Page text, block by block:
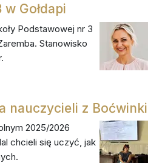
Gołdapi
Podstawowej nr 3
Stanowisko
nauczycieli z Boćwinki
2025/2026
chcieli się uczyć, jak